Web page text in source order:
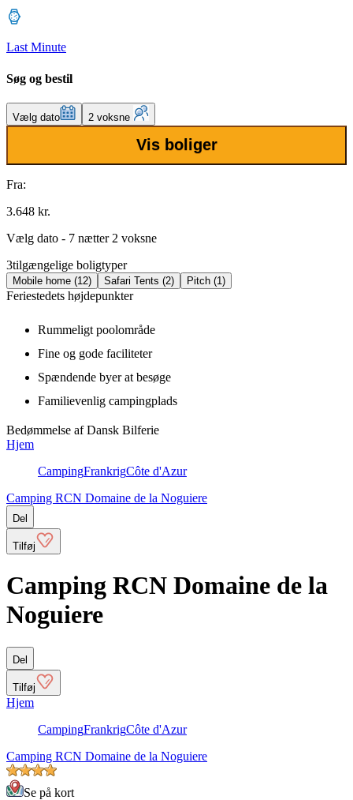
Last Minute
Søg og bestil
Vælg dato 2 voksne
Vis boliger
Fra:
3.648 kr.
Vælg dato - 7 nætter 2 voksne
3tilgængelige boligtyper
Mobile home (12) Safari Tents (2) Pitch (1)
Feriestedets højdepunkter
Rummeligt poolområde
Fine og gode faciliteter
Spændende byer at besøge
Familievenlig campingplads
Bedømmelse af Dansk Bilferie
Hjem
CampingFrankrigCôte d'Azur
Camping RCN Domaine de la Noguiere
Del
Tilføj
Camping RCN Domaine de la
Noguiere
Del
Tilføj
Hjem
CampingFrankrigCôte d'Azur
Camping RCN Domaine de la Noguiere
Se på kort